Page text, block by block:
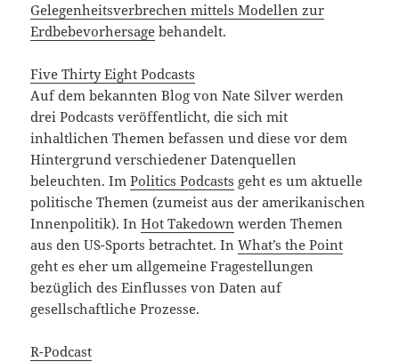
Gelegenheitsverbrechen mittels Modellen zur
Erdbebevorhersage behandelt.
Five Thirty Eight Podcasts
Auf dem bekannten Blog von Nate Silver werden
drei Podcasts veröffentlicht, die sich mit
inhaltlichen Themen befassen und diese vor dem
Hintergrund verschiedener Datenquellen
beleuchten. ImPolitics Podcasts geht es um aktuelle
politische Themen (zumeist aus der amerikanischen
Innenpolitik). InHot Takedown werden Themen
aus den US-Sports betrachtet. InWhat’s the Point
geht es eher um allgemeine Fragestellungen
bezüglich des Einflusses von Daten auf
gesellschaftliche Prozesse.
R-Podcast